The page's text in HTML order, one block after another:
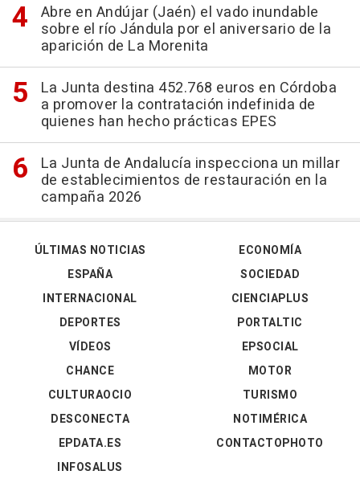
Abre en Andújar (Jaén) el vado inundable
sobre el río Jándula por el aniversario de la
aparición de La Morenita
La Junta destina 452.768 euros en Córdoba
a promover la contratación indefinida de
quienes han hecho prácticas EPES
La Junta de Andalucía inspecciona un millar
de establecimientos de restauración en la
campaña 2026
ÚLTIMAS NOTICIAS
ESPAÑA
INTERNACIONAL
DEPORTES
VÍDEOS
ECONOMÍA
SOCIEDAD
CIENCIAPLUS
PORTALTIC
EPSOCIAL
CHANCE
CULTURAOCIO
DESCONECTA
EPDATA.ES
INFOSALUS
MOTOR
TURISMO
NOTIMÉRICA
CONTACTOPHOTO